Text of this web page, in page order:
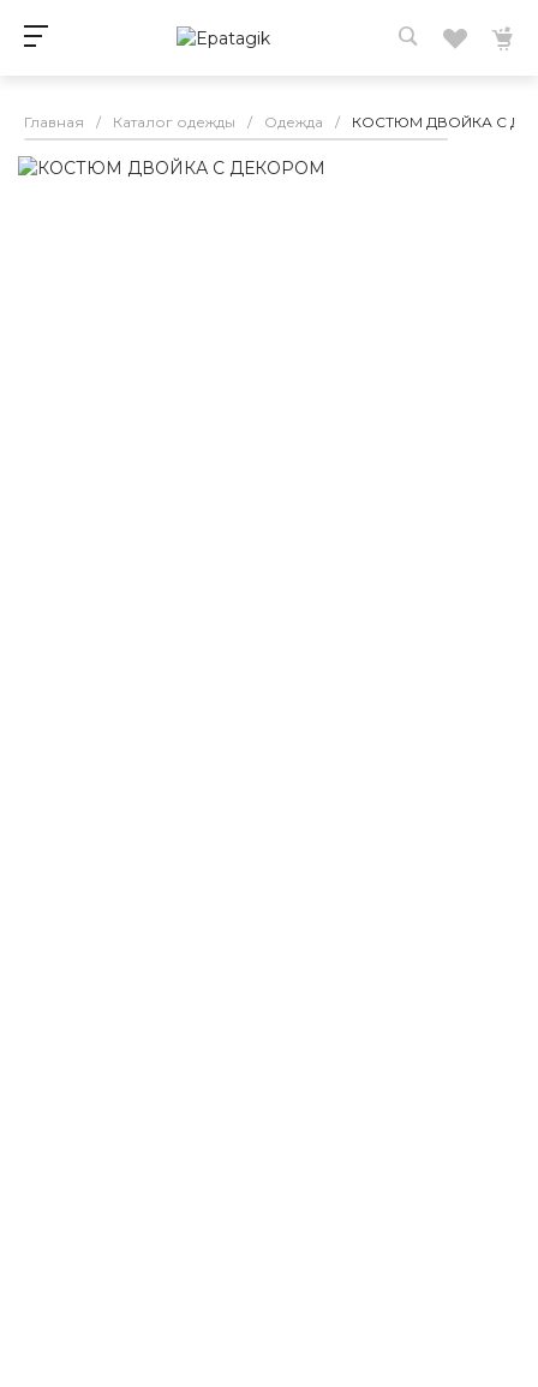
Главная / Каталог одежды / Одежда / КОСТЮМ ДВОЙКА С